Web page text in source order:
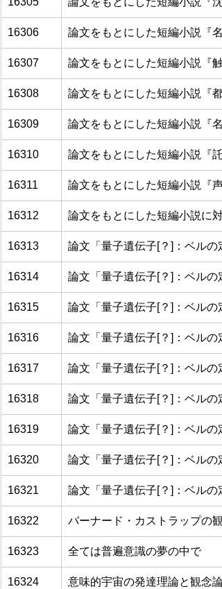
16306 論文をもとにした短編小説『
16307 論文をもとにした短編小説『
16308 論文をもとにした短編小説『
16309 論文をもとにした短編小説『
16310 論文をもとにした短編小説『
16311 論文をもとにした短編小説『
16312 論文をもとにした短編小説に対
16313 論文「量子遺伝子[？]：ベル
16314 論文「量子遺伝子[？]：ベル
16315 論文「量子遺伝子[？]：ベル
16316 論文「量子遺伝子[？]：ベル
16317 論文「量子遺伝子[？]：ベル
16318 論文「量子遺伝子[？]：ベル
16319 論文「量子遺伝子[？]：ベル
16320 論文「量子遺伝子[？]：ベル
16321 論文「量子遺伝子[？]：ベル
16322 バーナード・カストラップの
16323 全ては普遍意識の夢の中で
16324 意味的宇宙の発達理論と観念